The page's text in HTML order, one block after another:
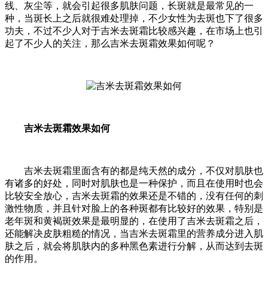
线、灰尘等，就会引起很多肌肤问题，长斑就是最常见的一
种，当斑长上之后就很难处理掉，不少女性为去斑也下了很多
功夫，不过不少人对于吉米去斑霜比较感兴趣，在市场上也引
起了不少人的关注，那么吉米去斑霜效果如何呢？
吉米去斑霜效果如何
吉米去斑霜里面含有的都是纯天然的成分，不仅对肌肤也
有诸多的好处，同时对肌肤也是一种保护，而且在使用时也会
比较安全放心，吉米去斑霜的效果还是不错的，没有任何的刺
激性物质，并且针对脸上的各种斑都有比较好的效果，特别是
老年斑和黄褐斑效果是最明显的，在使用了吉米去斑霜之后，
还能解决皮肤粗糙的情况，当吉米去斑霜里的营养成分进入肌
肤之后，就会将肌肤内的多种黑色素进行分解，从而达到去斑
的作用。